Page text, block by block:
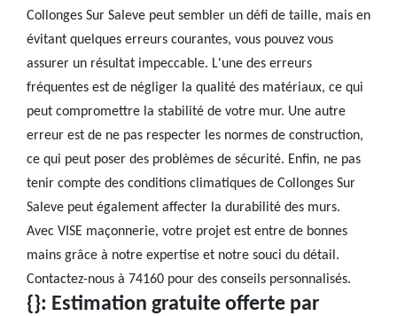
Collonges Sur Saleve peut sembler un défi de taille, mais en
évitant quelques erreurs courantes, vous pouvez vous
assurer un résultat impeccable. L'une des erreurs
fréquentes est de négliger la qualité des matériaux, ce qui
peut compromettre la stabilité de votre mur. Une autre
erreur est de ne pas respecter les normes de construction,
ce qui peut poser des problèmes de sécurité. Enfin, ne pas
tenir compte des conditions climatiques de Collonges Sur
Saleve peut également affecter la durabilité des murs.
Avec VISE maçonnerie, votre projet est entre de bonnes
mains grâce à notre expertise et notre souci du détail.
Contactez-nous à 74160 pour des conseils personnalisés.
{}: Estimation gratuite offerte par